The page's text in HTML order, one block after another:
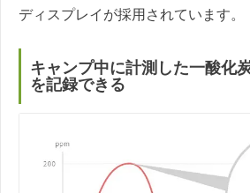
ディスプレイが採用されています。
キャンプ中に計測した一酸化
を記録できる